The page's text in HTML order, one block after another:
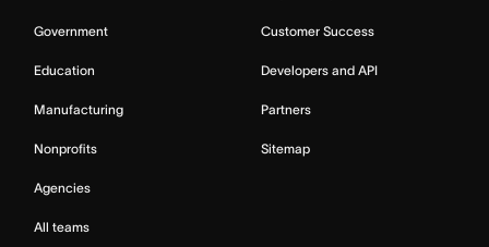
Government
Education
Manufacturing
Nonprofits
Agencies
All teams
Customer Success
Developers and API
Partners
Sitemap